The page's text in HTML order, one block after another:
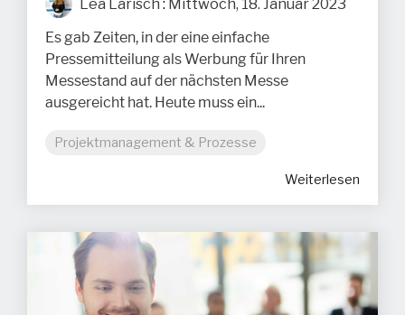
Léa Larisch : Mittwoch, 18. Januar 2023
Es gab Zeiten, in der eine einfache
Pressemitteilung als Werbung für Ihren
Messestand auf der nächsten Messe
ausgereicht hat. Heute muss ein...
Projektmanagement & Prozesse
Weiterlesen